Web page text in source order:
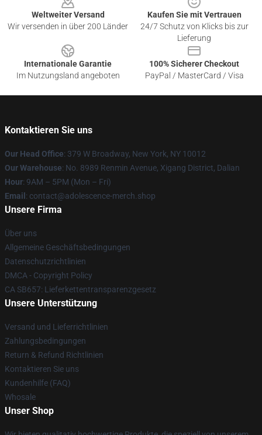
Weltweiter Versand
Wir versenden in über 200 Länder
Kaufen Sie mit Vertrauen
24/7 Schutz von Klicks bis zur
Lieferung
Internationale Garantie
Im Nutzungsland angeboten
100% Sicherer Checkout
PayPal / MasterCard / Visa
Kontaktieren Sie uns
Our Head Office: 379 W Broadway, New York, NY 10012
Our Warehouse: No. 8989 Renmin Avenue, Xigang District, Dalian
Hour: 9AM – 5PM (Mon – Fri)
Email : contact@adolescence-merch.shop
Unsere Firma
Über uns
Allgemeine Geschäftsbedingungen
Datenschutzrichtlinien
DMCA - Copyright Policy
CA SB657: Lieferkettentransparenzgesetz
Unsere Unterstützung
Versand und Lieferrichtlinien
Zahlungsbedingungen
Return & Refund Richtlinien
Kontaktieren Sie uns
Kundenhilfe (FAQ)
Whosale
Unser Shop